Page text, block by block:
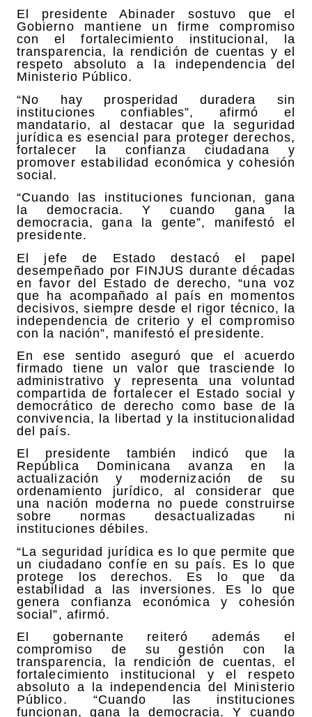
El presidente Abinader sostuvo que el
Gobierno mantiene un firme compromiso
con el fortalecimiento institucional, la
transparencia, la rendición de cuentas y el
respeto absoluto a la independencia del
Ministerio Público.
“No hay prosperidad duradera sin
instituciones confiables”, afirmó el
mandatario, al destacar que la seguridad
jurídica es esencial para proteger derechos,
fortalecer la confianza ciudadana y
promover estabilidad económica y cohesión
social.
“Cuando las instituciones funcionan, gana
la democracia. Y cuando gana la
democracia, gana la gente”, manifestó el
presidente.
El jefe de Estado destacó el papel
desempeñado por FINJUS durante décadas
en favor del Estado de derecho, “una voz
que ha acompañado al país en momentos
decisivos, siempre desde el rigor técnico, la
independencia de criterio y el compromiso
con la nación”, manifestó el presidente.
En ese sentido aseguró que el acuerdo
firmado tiene un valor que trasciende lo
administrativo y representa una voluntad
compartida de fortalecer el Estado social y
democrático de derecho como base de la
convivencia, la libertad y la institucionalidad
del país.
El presidente también indicó que la
República Dominicana avanza en la
actualización y modernización de su
ordenamiento jurídico, al considerar que
una nación moderna no puede construirse
sobre normas desactualizadas ni
instituciones débiles.
“La seguridad jurídica es lo que permite que
un ciudadano confíe en su país. Es lo que
protege los derechos. Es lo que da
estabilidad a las inversiones. Es lo que
genera confianza económica y cohesión
social”, afirmó.
El gobernante reiteró además el
compromiso de su gestión con la
transparencia, la rendición de cuentas, el
fortalecimiento institucional y el respeto
absoluto a la independencia del Ministerio
Público. “Cuando las instituciones
funcionan, gana la democracia. Y cuando